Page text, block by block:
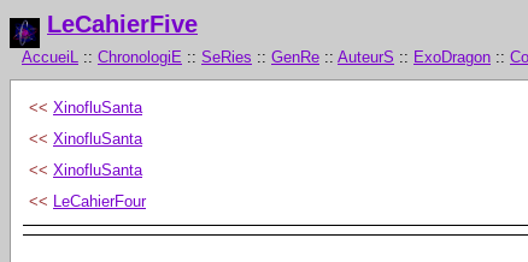
LeCahierFive
AccueiL :: ChronologiE :: SeRies :: GenRe :: AuteurS :: ExoDragon ::
<< XinofluSanta
<< XinofluSanta
<< XinofluSanta
<< LeCahierFour